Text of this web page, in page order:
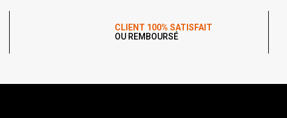
CLIENT 100% SATISFAIT
OU REMBOURSÉ